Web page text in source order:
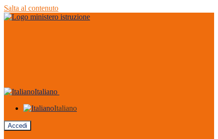
Salta al contenuto
Italiano
Italiano
Accedi